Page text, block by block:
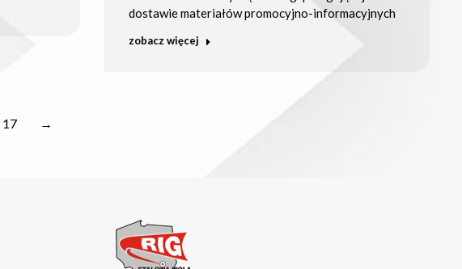
dostawie materiałów promocyjno-informacyjnych
zobacz więcej
17 →